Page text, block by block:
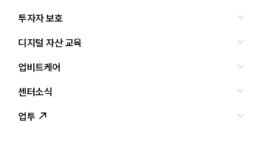
투자자 보호
올바른 투자란?
투자사기 유형과 예방
업비트 보호조치
디지털 자산 교육
교육
조사·연구
업비트케어
서비스안내
서비스신청
센터소식
인사말
업투